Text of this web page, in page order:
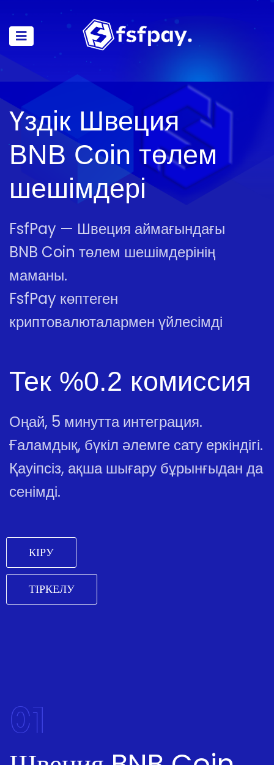
Үздік Швеция
BNB Coin төлем
шешімдері
FsfPay — Швеция аймағындағы
BNB Coin төлем шешімдерінің
маманы.
FsfPay көптеген
криптовалюталармен үйлесімді
Тек %0.2 комиссия
Оңай, 5 минутта интеграция.
Ғаламдық, бүкіл әлемге сату еркіндігі.
Қауіпсіз, ақша шығару бұрынғыдан да
сенімді.
КІРУ
ТІРКЕЛУ
01